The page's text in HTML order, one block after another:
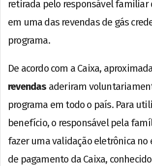
retirada pelo responsável
em uma das revendas de gás
programa.
De acordo com a Caixa,
revendas aderiram
programa em todo o país. Para
benefício, o responsável pela
fazer uma validação eletrônica
de pagamento da Caixa,